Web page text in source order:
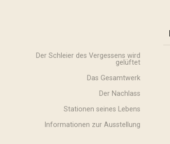
Der Schleier des Vergessens wird
gelüftet
Das Gesamtwerk
Der Nachlass
Stationen seines Lebens
Informationen zur Ausstellung